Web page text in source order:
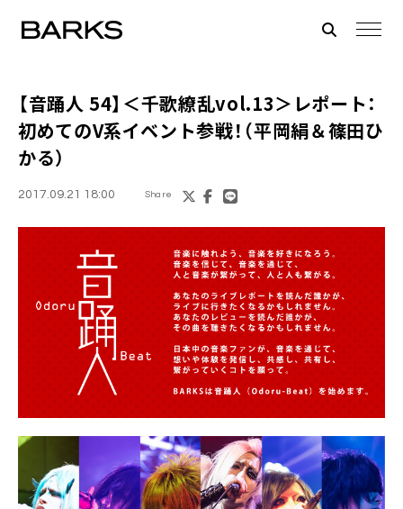
【音踊人 54】 ＜千歌繚乱vol.13＞ レポート：
初めてのV系イベント参戦！（平岡絹＆篠田ひ
かる）
2017.09.21 18:00 Share